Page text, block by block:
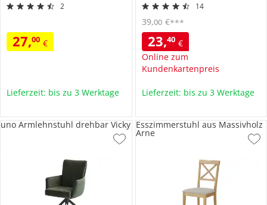
2
27,00 €
Lieferzeit: bis zu 3 Werktage
14
23,40 €
Online zum
Kundenkartenpreis
39,00 €***
Lieferzeit: bis zu 3 Werktage
uno Armlehnstuhl drehbar Vicky Esszimmerstuhl aus Massivholz
Arne